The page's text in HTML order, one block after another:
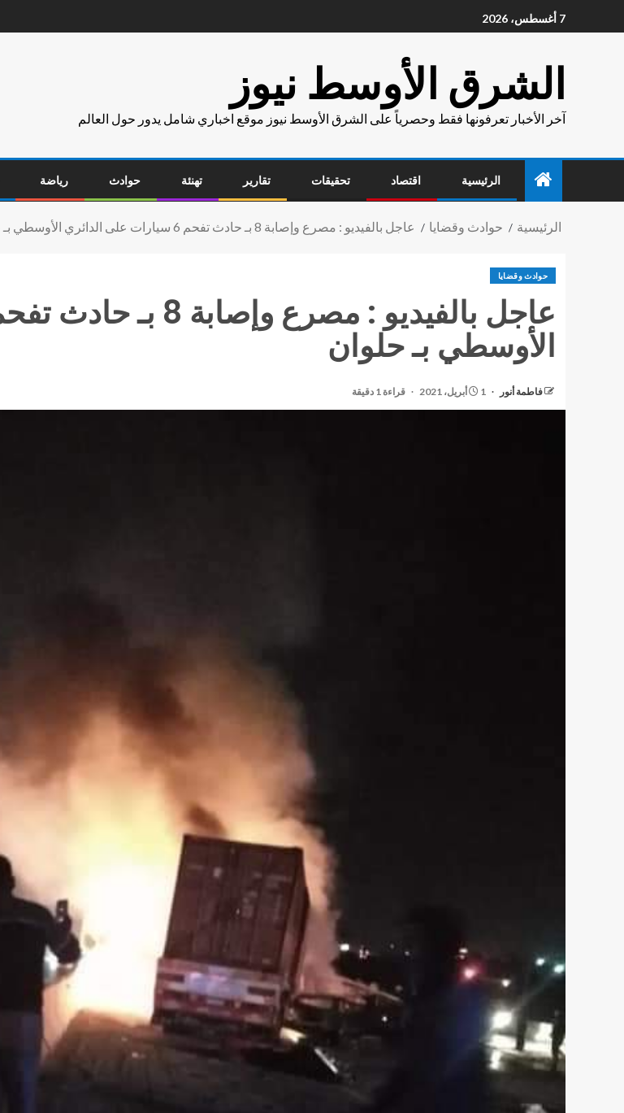
7 أغسطس، 2026
الشرق الأوسط نيوز
آخر الأخبار تعرفونها فقط وحصرياً على الشرق الأوسط نيوز موقع اخباري شامل يدور حول العالم
الرئيسية اقتصاد تحقيقات تقارير تهنئة حوادث رياضة
الرئيسية حوادث وقضايا عاجل بالفيديو : مصرع وإصابة 8 بـ حادث تفحم 6 سيارات على الدائري الأوسطي بـ حلوان
حوادث وقضايا
الأوسطي بـ حلوان
فاطمة أنور 1 أبريل، 2021 قراءة 1 دقيقة